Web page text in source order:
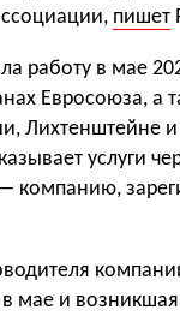
пишет
работу в мае
Евросоюза, а
Лихтенштейне
услуги
компанию,
в мае и